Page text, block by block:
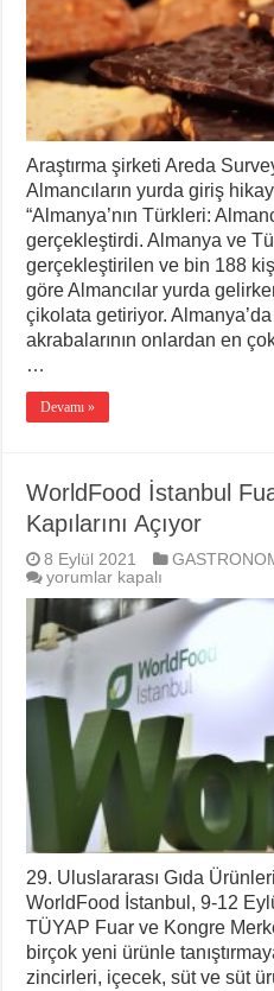
Araştırma şirketi Areda
Almancıların yurda giriş
“Almanya’nın Türkleri:
gerçekleştirdi. Almanya ve
gerçekleştirilen ve bin 188
göre Almancılar yurda
çikolata getiriyor.
akrabalarının onlardan en
…
Devamı »
WorldFood İstanbul
Kapılarını Açıyor
8 Eylül 2021
WorldFood
İstanbul
Fuarı,
9
Eylül’de
Kapılarını
Açıyor
için
yorumlar kapalı
29. Uluslararası Gıda
WorldFood İstanbul, 9-12
TÜYAP Fuar ve Kongre
birçok yeni ürünle
zincirleri, içecek, süt ve süt